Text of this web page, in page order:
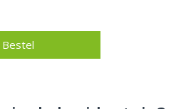
Bestel